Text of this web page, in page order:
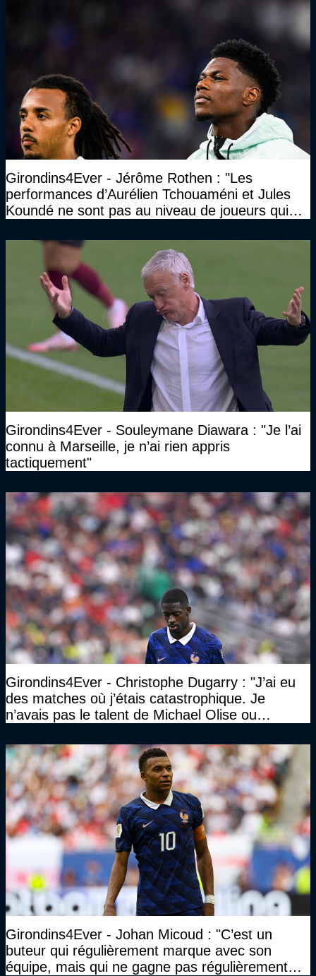
Girondins4Ever - Jérôme Rothen : "Les
performances d’Aurélien Tchouaméni et Jules
Koundé ne sont pas au niveau de joueurs qui
Girondins4Ever - Souleymane Diawara : "Je l’ai
connu à Marseille, je n’ai rien appris
tactiquement"
Girondins4Ever - Christophe Dugarry : "J’ai eu
des matches où j’étais catastrophique. Je
n’avais pas le talent de Michael Olise ou
quelque chose d’assez incroyable"
Girondins4Ever - Johan Micoud : "C’est un
buteur qui régulièrement marque avec son
équipe, mais qui ne gagne pas régulièrement